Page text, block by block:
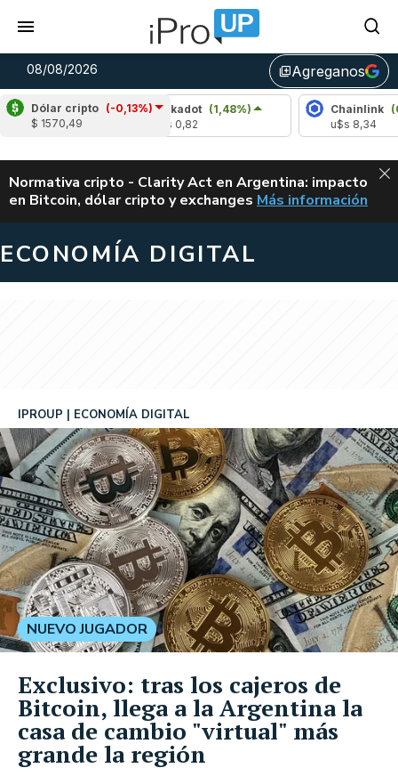
08/08/2026 library_addAgreganos
Dólar cripto (-0,13%)
$ 1570,49
Polkadot
(1,48%)
Chainlink (0,90%)
ALERTA
Normativa cripto - Clarity Act en Argentina: impacto
en Bitcoin, dólar cripto y exchanges CLARITY ACT EN
Más información
ECONOMÍA DIGITAL
IPROUP ECONOMÍA DIGITAL
NUEVO JUGADOR
Exclusivo: tras los cajeros de
Bitcoin, llega a la Argentina la
casa de cambio "virtual" más
grande la región